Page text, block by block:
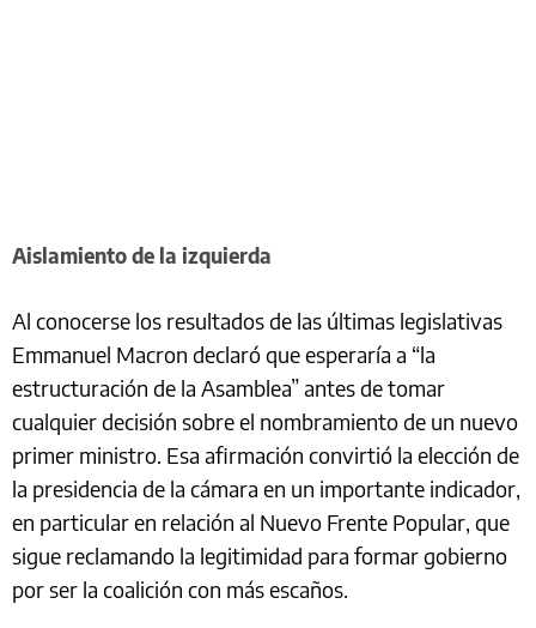
Aislamiento de la izquierda
Al conocerse los resultados de las últimas legislativas
Emmanuel Macron declaró que esperaría a “la
estructuración de la Asamblea” antes de tomar
cualquier decisión sobre el nombramiento de un nuevo
primer ministro. Esa afirmación convirtió la elección de
la presidencia de la cámara en un importante indicador,
en particular en relación al Nuevo Frente Popular, que
sigue reclamando la legitimidad para formar gobierno
por ser la coalición con más escaños.